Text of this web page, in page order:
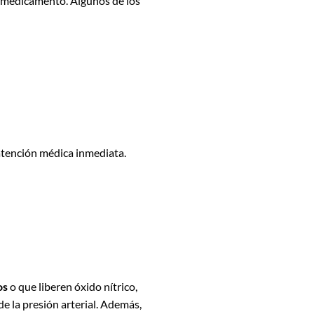
médica inmediata.
o que liberen óxido nítrico,
la presión arterial. Además,